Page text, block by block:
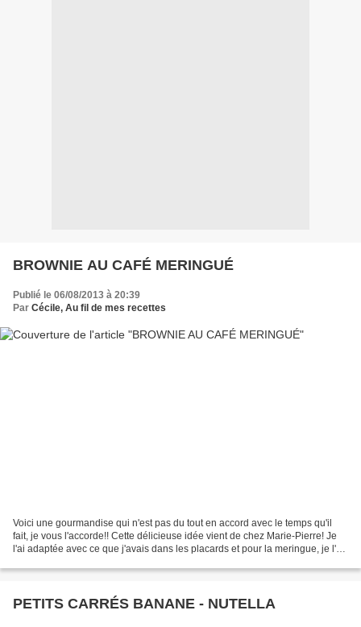
BROWNIE AU CAFÉ MERINGUÉ
Publié le 06/08/2013 à 20:39
Par Cécile, Au fil de mes recettes
Voici une gourmandise qui n'est pas du tout en accord avec le temps qu'il
fait, je vous l'accorde!! Cette délicieuse idée vient de chez Marie-Pierre! Je
l'ai adaptée avec ce que j'avais dans les placards et pour la meringue, je l'ai
PETITS CARRÉS BANANE - NUTELLA